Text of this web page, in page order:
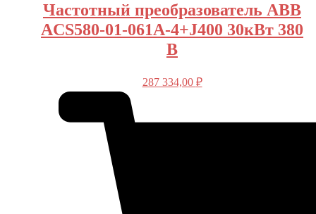
Частотный преобразователь ABB
ACS580-01-061A-4+J400 30кВт 380
В
287 334,00 ₽